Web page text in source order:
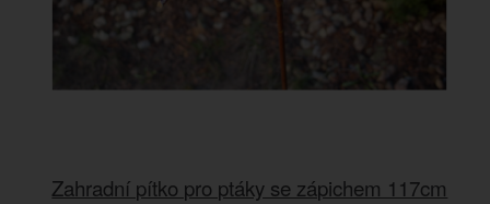
Zahradní pítko pro ptáky se zápichem 117cm